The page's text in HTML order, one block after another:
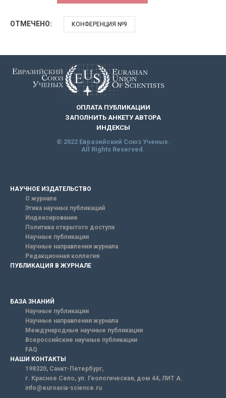
ОТМЕЧЕНО: КОНФЕРЕНЦИЯ №9
ОПЛАТА ПУБЛИКАЦИИ
ЗАПОЛНИТЬ АНКЕТУ АВТОРА
ИНДЕКСЫ
© 2022 Евразийский Союз Ученых.
All Rights Reserved.
НАУЧНОЕ ИЗДАТЕЛЬСТВО
О журнале
Этика научных публикаций
Индексирование
Политика открытого доступа
Научные публикации
Научные направления журнала
Редакционная коллегия
ПУБЛИКАЦИЯ В ЖУРНАЛЕ
БАЗА ЗНАНИЙ
Научные публикации
Научные направления журнала
Международные научные публикации
Всероссийские научные публикации
FAQ
НАШИ КОНТАКТЫ
198320, Санкт-Петербург,
г. Красное Село, ул. Геологическая, дом 44, ЛИТ А.
info@euroasia-science.ru